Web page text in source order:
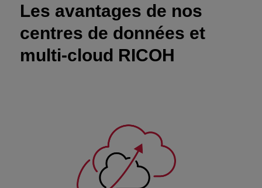
Les avantages de nos
centres de données et
multi-cloud RICOH